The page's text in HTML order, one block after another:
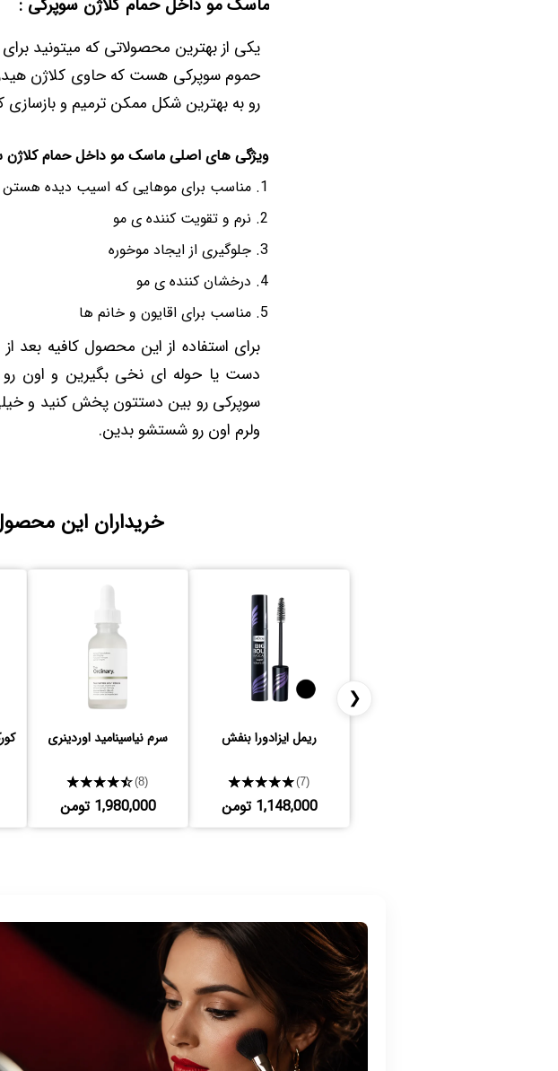
یکی از بهترین محصولاتی که میتونید
حموم سوپرکی هست که حاوی کلاژن
رو به بهترین شکل ممکن ترمیم و بازسازی
ویژگی های اصلی ماسک مو داخل حمام کلاژن
مناسب برای موهایی که اسیب دیده هستن
نرم و تقویت کننده ی مو
جلوگیری از ایجاد موخوره
درخشان کننده ی مو
مناسب برای اقایون و خانم ها
برای استفاده از این محصول کافیه بعد
دست یا حوله ای نخی بگیرین و اون
سوپرکی رو بین دستتون پخش کنید و
ولرم اون رو شستشو بدین.
خریداران این
❮
ریمل ایزادورا بنفش
★★★★★(7)
1,148,000 تومن
سرم نیاسینامید اوردینری
★★★★★(8)
1,980,000 تومن